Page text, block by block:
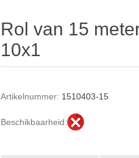
Rol van 15
10x1
Artikelnummer: 1510403-15
Beschikbaarheid: